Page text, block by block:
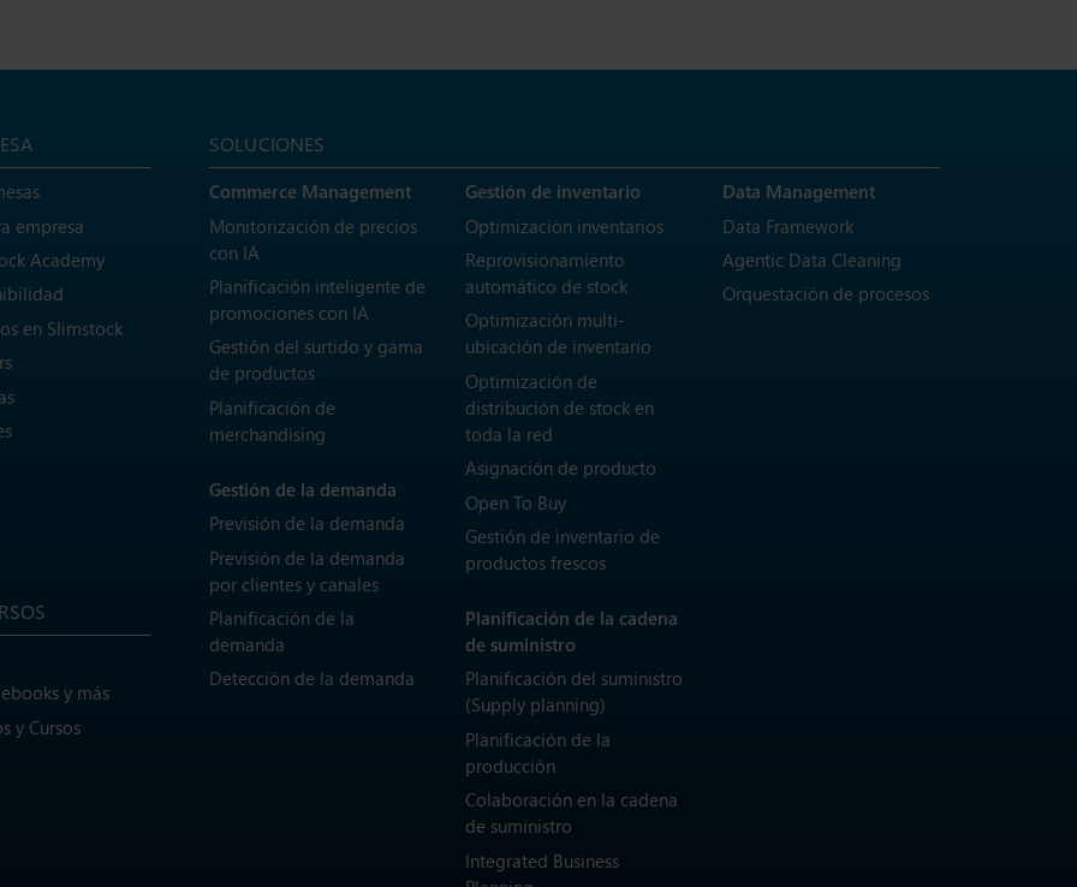
empresa
Academy
en Slimstock
SOLUCIONES
Commerce Management
Monitorización de precios
con IA
Planificación inteligente de
promociones con IA
Gestión del surtido y gama
de productos
Planificación de
merchandising
Gestión de la demanda
Previsión de la demanda
Previsión de la demanda
por clientes y canales
Planificación de la
demanda
Detección de la demanda
Gestión de inventario
Optimización inventarios
Reprovisionamiento
automático de stock
Optimización multi-
ubicación de inventario
Optimización de
distribución de stock en
toda la red
Asignación de producto
Open To Buy
Gestión de inventario de
productos frescos
Planificación de la cadena
de suministro
Planificación del suministro
(Supply planning)
Planificación de la
producción
Colaboración en la cadena
de suministro
Integrated Business
Data Management
Data Framework
Agentic Data Cleaning
Orquestación de procesos
y más
y Cursos